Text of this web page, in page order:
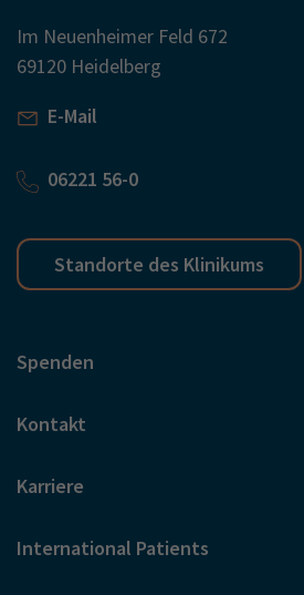
Im Neuenheimer Feld 672
69120 Heidelberg
E-Mail
06221 56-0
Standorte des Klinikums
Spenden
Kontakt
Karriere
International Patients